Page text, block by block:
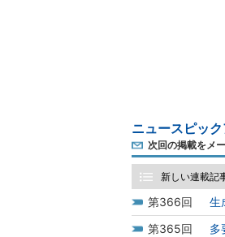
ニュースピッ
次回の掲載をメ
新しい連載記
366
生
365
多